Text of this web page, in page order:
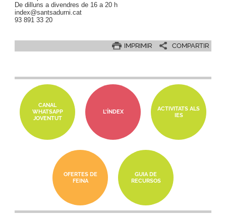
De dilluns a divendres de 16 a 20 h
index@santsadurni.cat
93 891 33 20
IMPRIMIR COMPARTIR
CANAL
WHATSAPP
JOVENTUT
L'ÍNDEX
ACTIVITATS ALS
IES
OFERTES DE
FEINA
GUIA DE
RECURSOS